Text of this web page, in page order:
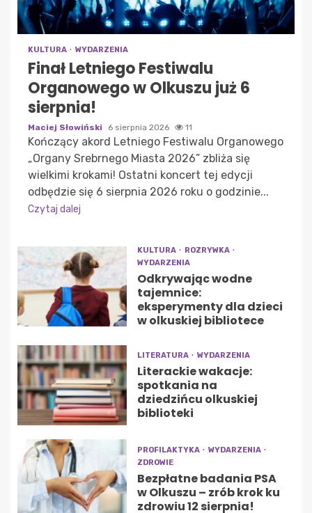
KULTURA WYDARZENIA
Finał Letniego Festiwalu
Organowego w Olkuszu już 6
sierpnia!
Maciej Słowiński 6 sierpnia 2026 11
Kończący akord Letniego Festiwalu Organowego
„Organy Srebrnego Miasta 2026” zbliża się
wielkimi krokami! Ostatni koncert tej edycji
odbędzie się 6 sierpnia 2026 roku o godzinie...
Czytaj dalej
KULTURA
ROZRYWKA
WYDARZENIA
Odkrywając wodne
tajemnice:
eksperymenty dla dzieci
w olkuskiej bibliotece
LITERATURA WYDARZENIA
Literackie wakacje:
spotkania na
dziedzińcu olkuskiej
biblioteki
PROFILAKTYKA
WYDARZENIA
ZDROWIE
Bezpłatne badania PSA
w Olkuszu – zrób krok ku
zdrowiu 12 sierpnia!